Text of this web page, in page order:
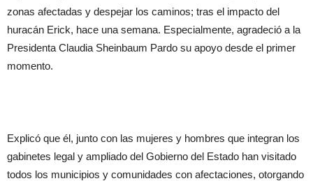
zonas afectadas y despejar los caminos; tras el impacto del
huracán Erick, hace una semana. Especialmente, agradeció a la
Presidenta Claudia Sheinbaum Pardo su apoyo desde el primer
momento.
Explicó que él, junto con las mujeres y hombres que integran los
gabinetes legal y ampliado del Gobierno del Estado han visitado
todos los municipios y comunidades con afectaciones, otorgando